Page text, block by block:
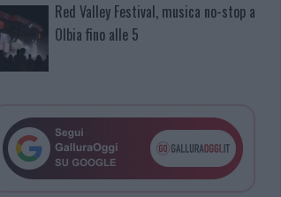
Red Valley Festival, musica no-stop a
Olbia fino alle 5